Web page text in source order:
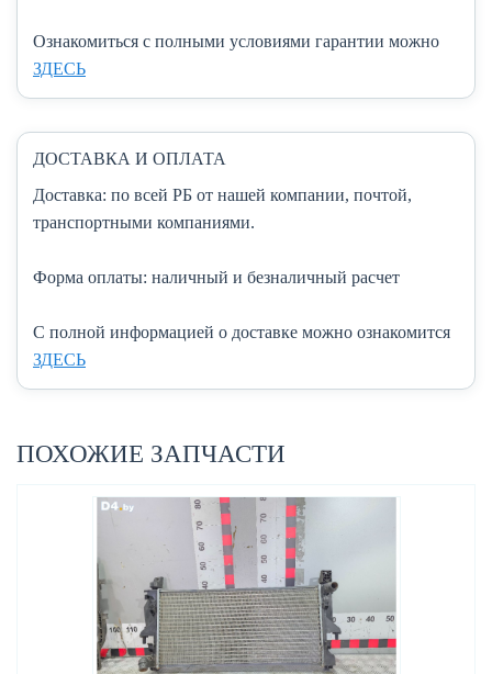
Ознакомиться с полными условиями гарантии можно
ЗДЕСЬ
ДОСТАВКА И ОПЛАТА
Доставка: по всей РБ от нашей компании, почтой,
транспортными компаниями.
Форма оплаты: наличный и безналичный расчет
C полной информацией о доставке можно ознакомится
ЗДЕСЬ
ПОХОЖИЕ ЗАПЧАСТИ